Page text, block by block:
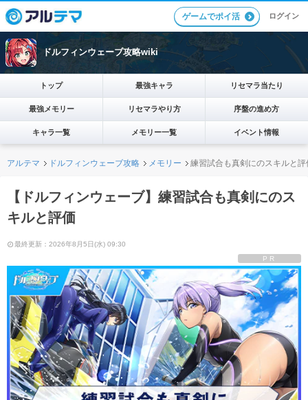
ゲームでポイ活 ログイン
ドルフィンウェーブ攻略wiki
トップ 最強キャラ リセマラ当たり
最強メモリー リセマラやり方 序盤の進め方
キャラ一覧 メモリー一覧 イベント情報
アルテマ ドルフィンウェーブ攻略 メモリー 練習試合も真剣にのスキルと評
【ドルフィンウェーブ】練習試合も真剣にのス
キルと評価
最終更新：2026年8月5日(水) 09:30
PR